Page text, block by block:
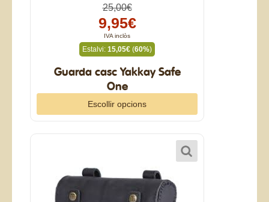
25,00€
9,95€
IVA inclòs
Estalvi: 15,05€ (60%)
Guarda casc Yakkay Safe
One
Escollir opcions